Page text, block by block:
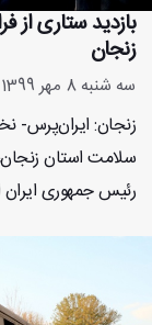
بازدید ستاری
زنجان
سه شنبه 8 مهر 1399 - 18:17:55
زنجان: ایران‌پرس-
سلامت استان
رئیس جمهوری